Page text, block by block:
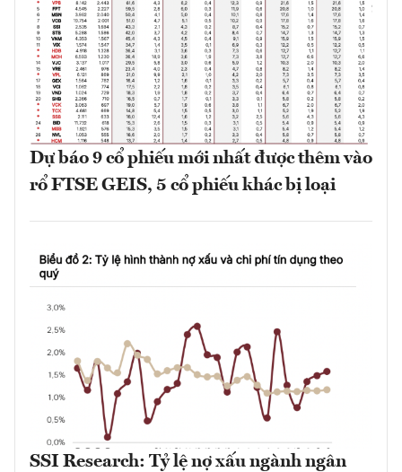
Dự báo 9 cổ phiếu mới nhất được thêm vào
rổ FTSE GEIS, 5 cổ phiếu khác bị loại
SSI Research: Tỷ lệ nợ xấu ngành ngân